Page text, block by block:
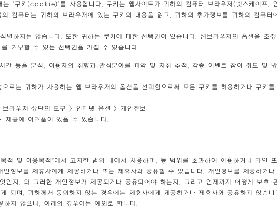
'쿠키(cookie)'를 사용합니다. 쿠키는 웹사이트가 귀하의 컴퓨터 브라우저(넷스케이프,
컴퓨터는 귀하의 브라우저에 있는 쿠키의 내용을 읽고, 귀하의 추가정보를 귀하의 컴퓨
별하지는 않습니다. 또한 귀하는 쿠키에 대한 선택권이 있습니다. 웹브라우저의 옵션을 조
거부할 수 있는 선택권을 가질 수 있습니다.
간 등을 분석, 이용자의 취향과 관심분야를 파악 및 자취 추적, 각종 이벤트 참여 정도 및
로는 귀하가 사용하는 웹 브라우저의 옵션을 선택함으로써 모든 쿠키를 허용하거나 쿠키
라우저 상단의 도구 > 인터넷 옵션 > 개인정보
제공에 어려움이 있을 수 있습니다.
적 및 이용목적"에서 고지한 범위 내에서 사용하며, 동 범위를 초과하여 이용하거나 타인
정보를 제휴사에게 제공하거나 또는 제휴사와 공유할 수 있습니다. 개인정보를 제공하거
인지, 왜 그러한 개인정보가 제공되거나 공유되어야 하는지, 그리고 언제까지 어떻게 보호·
되며, 귀하께서 동의하지 않는 경우에는 제휴사에게 제공하거나 제휴사와 공유하지 않습니
하지 않으나, 아래의 경우에는 예외로 합니다.